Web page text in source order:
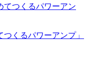
くるパワーアンプ」